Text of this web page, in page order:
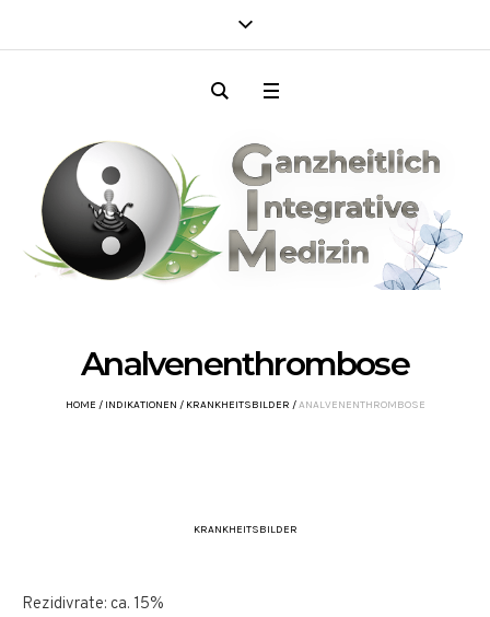
Analvenenthrombose
HOME / INDIKATIONEN / KRANKHEITSBILDER /ANALVENENTHROMBOSE
KRANKHEITSBILDER
Rezidivrate: ca. 15%